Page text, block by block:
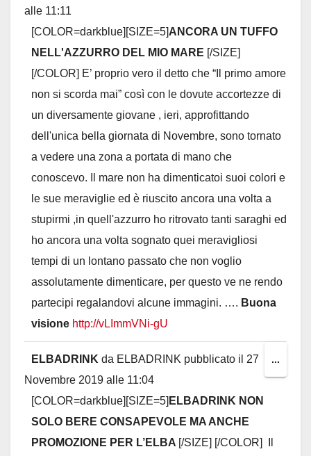
alle 11:11
[COLOR=darkblue][SIZE=5]ANCORA UN TUFFO
NELL'AZZURRO DEL MIO MARE [/SIZE]
[/COLOR] E’ proprio vero il detto che “Il primo amore
non si scorda mai” così con le dovute accortezze di
un diversamente giovane , ieri, approfittando
dell'unica bella giornata di Novembre, sono tornato
a vedere una zona a portata di mano che
conoscevo. Il mare non ha dimenticatoi suoi colori e
le sue meraviglie ed è riuscito ancora una volta a
stupirmi ,in quell'azzurro ho ritrovato tanti saraghi ed
ho ancora una volta sognato quei meravigliosi
tempi di un lontano passato che non voglio
assolutamente dimenticare, per questo ve ne rendo
partecipi regalandovi alcune immagini. …. Buona
visione http://vLImmVNi-gU
ELBADRINK da ELBADRINK pubblicato il 27
Novembre 2019 alle 11:04
[COLOR=darkblue][SIZE=5] ELBADRINK NON
SOLO BERE CONSAPEVOLE MA ANCHE
PROMOZIONE PER L’ELBA [/SIZE] [/COLOR]
...
this